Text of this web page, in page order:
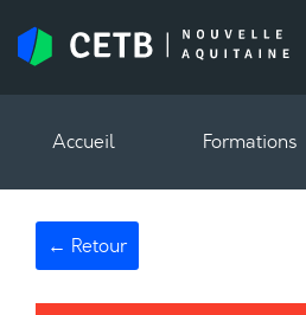
Accueil Formations
← Retour